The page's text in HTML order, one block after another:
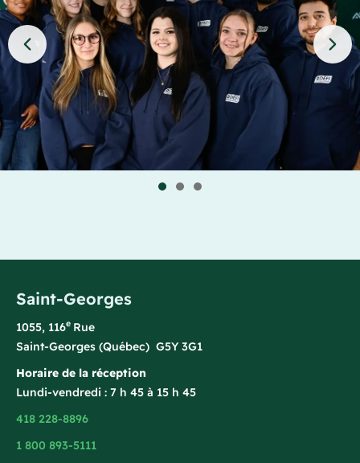
Saint-Georges
1055, 116e Rue
Saint-Georges (Québec) G5Y 3G1
Horaire de la réception
Lundi-vendredi : 7 h 45 à 15 h 45
418 228-8896
1 800 893-5111